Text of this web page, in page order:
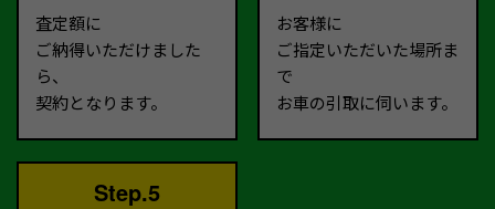
査定額に
ご納得いただけました
ら、
契約となります。
お客様に
ご指定いただいた場所ま
で
お車の引取に伺います。
Step.5